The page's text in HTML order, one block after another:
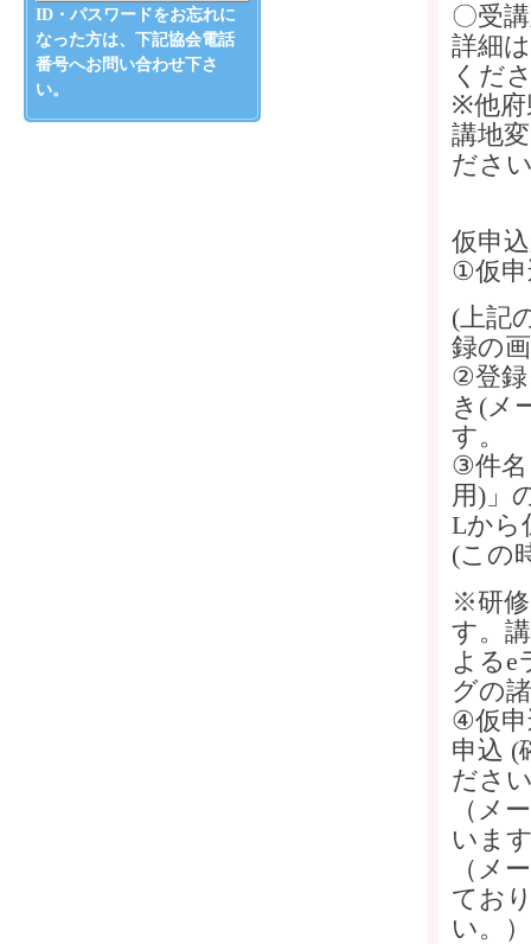
ID・パスワードをお忘れに
なった方は、下記協会電話
番号へお問い合わせ下さ
い。
〇受
詳細
くだ
※他府
講地
ださ
仮申
①仮申
(上記
録の
②登録
き(メ
す。
③件名
用)」
Lから
(この
※研修
す。
よるe
グの
④仮申
申込 (
ださ
（メ
いま
（メ
てお
い。）